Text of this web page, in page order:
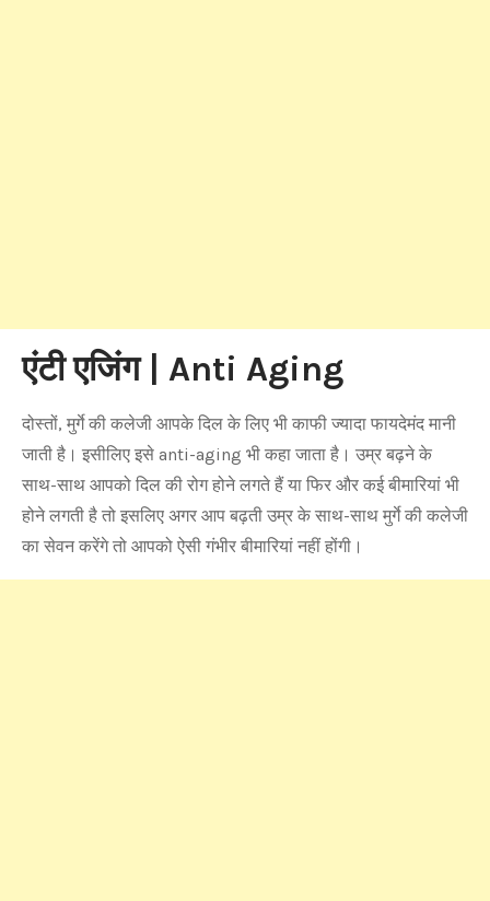
एंटी एजिंग | Anti Aging
दोस्तों, मुर्गे की कलेजी आपके दिल के लिए भी काफी ज्यादा फायदेमंद मानी
जाती है। इसीलिए इसे anti-aging भी कहा जाता है। उम्र बढ़ने के
साथ-साथ आपको दिल की रोग होने लगते हैं या फिर और कई बीमारियां भी
होने लगती है तो इसलिए अगर आप बढ़ती उम्र के साथ-साथ मुर्गे की कलेजी
का सेवन करेंगे तो आपको ऐसी गंभीर बीमारियां नहीं होंगी।